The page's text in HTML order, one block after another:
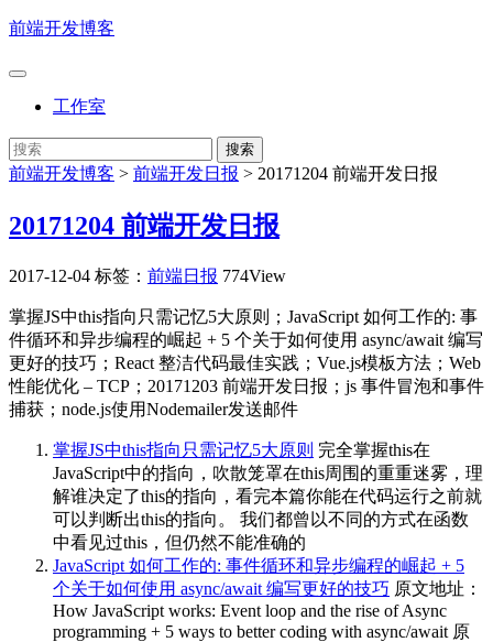
前端开发博客
工作室
前端开发博客 > 前端开发日报 > 20171204 前端开发日报
20171204 前端开发日报
2017-12-04 标签： 前端日报 774View
掌握JS中this指向只需记忆5大原则；JavaScript 如何工作的: 事
件循环和异步编程的崛起 + 5 个关于如何使用 async/await 编写
更好的技巧；React 整洁代码最佳实践；Vue.js模板方法；Web
性能优化 – TCP；20171203 前端开发日报；js 事件冒泡和事件
捕获；node.js使用Nodemailer发送邮件
掌握JS中this指向只需记忆5大原则 完全掌握this在
JavaScript中的指向，吹散笼罩在this周围的重重迷雾，理
解谁决定了this的指向，看完本篇你能在代码运行之前就
可以判断出this的指向。 我们都曾以不同的方式在函数
中看见过this，但仍然不能准确的
JavaScript 如何工作的: 事件循环和异步编程的崛起 + 5
个关于如何使用 async/await 编写更好的技巧 原文地址：
How JavaScript works: Event loop and the rise of Async
programming + 5 ways to better coding with async/await 原